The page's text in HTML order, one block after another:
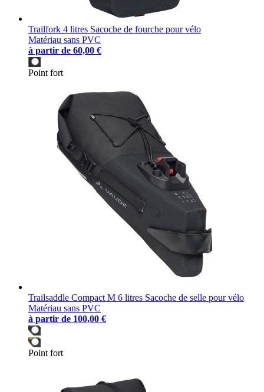
Trailfork 4 litres Sacoche de fourche pour vélo
Matériau sans PVC
à partir de 60,00 €
Point fort
Trailsaddle Compact M 6 litres Sacoche de selle pour vélo
Matériau sans PVC
à partir de 100,00 €
Point fort